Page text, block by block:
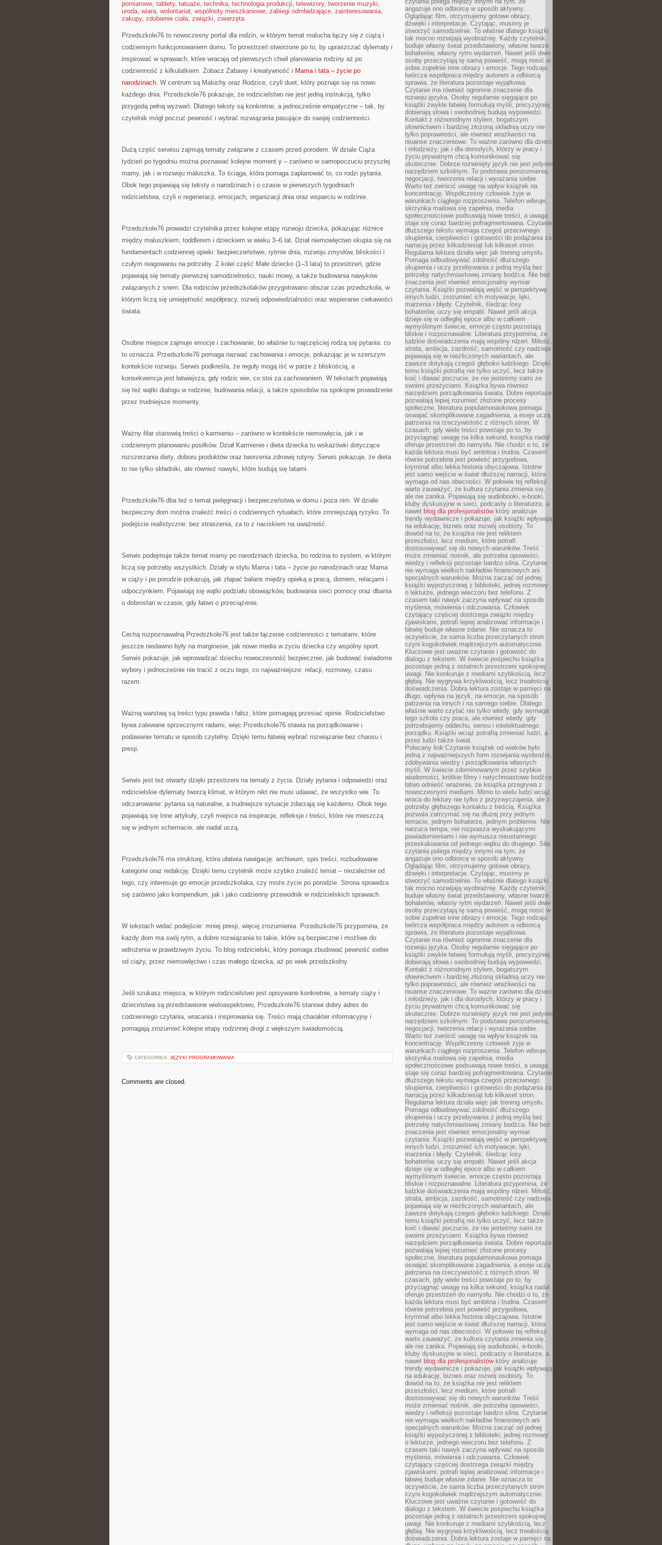
pomiarowe, tablety, tatuaże, technika, technologia produkcji, telewizory, tworzenie muzyki,
uroda, wiara, wolontariat, wspólnoty mieszkaniowe, zabiegi odmładzające, zainteresowania,
zakupy, zdobienie ciała, związki, zwierzęta
Przedszkole76 to nowoczesny portal dla rodzin, w którym temat malucha łączy się z ciążą i
codziennym funkcjonowaniem domu. To przestrzeń stworzone po to, by upraszczać dylematy i
inspirować w sprawach, które wracają od pierwszych chwil planowania rodziny aż po
codzienność z kilkulatkiem. Zobacz Zabawy i kreatywność i Mama i tata – życie po
narodzinach. W centrum są Maluchy oraz Rodzice, czyli duet, który poznaje się na nowo
każdego dnia. Przedszkole76 pokazuje, że rodzicielstwo nie jest jedną instrukcją, tylko
przygodą pełną wyzwań. Dlatego teksty są konkretne, a jednocześnie empatyczne – tak, by
czytelnik mógł poczuć pewność i wybrać rozwiązania pasujące do swojej codzienności.
Dużą część serwisu zajmują tematy związane z czasem przed porodem. W dziale Ciąża
tydzień po tygodniu można poznawać kolejne moment y – zarówno w samopoczuciu przyszłej
mamy, jak i w rozwoju maluszka. To ściąga, która pomaga zaplanować to, co rodzi pytania.
Obok tego pojawiają się teksty o narodzinach i o czasie w pierwszych tygodniach
rodzicielstwa, czyli o regeneracji, emocjach, organizacji dnia oraz wsparciu w rodzinie.
Przedszkole76 prowadzi czytelnika przez kolejne etapy rozwoju dziecka, pokazując różnice
między maluszkiem, toddlerem i dzieckiem w wieku 3–6 lat. Dział niemowlęctwo skupia się na
fundamentach codziennej opieki: bezpieczeństwie, rytmie dnia, rozwoju zmysłów, bliskości i
czułym reagowaniu na potrzeby. Z kolei część Małe dziecko (1–3 lata) to przestrzeń, gdzie
pojawiają się tematy pierwszej samodzielności, nauki mowy, a także budowania nawyków
związanych z snem. Dla rodziców przedszkolaków przygotowano obszar czas przedszkola, w
którym liczą się umiejętność współpracy, rozwój odpowiedzialności oraz wspieranie ciekawości
świata.
Osobne miejsce zajmuje emocje i zachowanie, bo właśnie tu najczęściej rodzą się pytania: co
to oznacza. Przedszkole76 pomaga nazwać zachowania i emocje, pokazując je w szerszym
kontekście rozwoju. Serwis podkreśla, że reguły mogą iść w parze z bliskością, a
konsekwencja jest łatwiejsza, gdy rodzic wie, co stoi za zachowaniem. W tekstach pojawiają
się też wątki dialogu w rodzinie, budowania relacji, a także sposobów na spokojne prowadzenie
przez trudniejsze momenty.
Ważny filar stanowią treści o karmieniu – zarówno w kontekście niemowlęcia, jak i w
codziennym planowaniu posiłków. Dział Karmienie i dieta dziecka to wskazówki dotyczące
rozszerzania diety, doboru produktów oraz tworzenia zdrowej rutyny. Serwis pokazuje, że dieta
to nie tylko składniki, ale również nawyki, które budują się latami.
Przedszkole76 dba też o temat pielęgnacji i bezpieczeństwa w domu i poza nim. W dziale
bezpieczny dom można znaleźć treści o codziennych rytuałach, które zmniejszają ryzyko. To
podejście realistyczne: bez straszenia, za to z naciskiem na uważność.
Serwis podejmuje także temat mamy po narodzinach dziecka, bo rodzina to system, w którym
liczą się potrzeby wszystkich. Działy w stylu Mama i tata – życie po narodzinach oraz Mama
w ciąży i po porodzie pokazują, jak złapać balans między opieką a pracą, domem, relacjami i
odpoczynkiem. Pojawiają się wątki podziału obowiązków, budowania sieci pomocy oraz dbania
o dobrostan w czasie, gdy łatwo o przeciążenie.
Cechą rozpoznawalną Przedszkole76 jest także łączenie codzienności z tematami, które
jeszcze niedawno były na marginesie, jak nowe media w życiu dziecka czy wspólny sport.
Serwis pokazuje, jak wprowadzać dziecku nowoczesność bezpiecznie, jak budować świadome
wybory i jednocześnie nie tracić z oczu tego, co najważniejsze: relacji, rozmowy, czasu
razem.
Ważną warstwą są treści typu prawda i fałsz, które pomagają przesiać opinie. Rodzicielstwo
bywa zalewane sprzecznymi radami, więc Przedszkole76 stawia na porządkowanie i
podawanie tematu w sposób czytelny. Dzięki temu łatwiej wybrać rozwiązanie bez chaosu i
presji.
Serwis jest też otwarty dzięki przestrzeni na tematy z życia. Działy pytania i odpowiedzi oraz
rodzicielskie dylematy tworzą klimat, w którym nikt nie musi udawać, że wszystko wie. To
odczarowanie: pytania są naturalne, a trudniejsze sytuacje zdarzają się każdemu. Obok tego
pojawiają się Inne artykuły, czyli miejsce na inspiracje, refleksje i treści, które nie mieszczą
się w jednym schemacie, ale nadal uczą.
Przedszkole76 ma strukturę, która ułatwia nawigację: archiwum, spis treści, rozbudowane
kategorie oraz redakcję. Dzięki temu czytelnik może szybko znaleźć temat – niezależnie od
tego, czy interesuje go emocje przedszkolaka, czy może życie po porodzie. Strona sprawdza
się zarówno jako kompendium, jak i jako codzienny przewodnik w rodzicielskich sprawach.
W tekstach widać podejście: mniej presji, więcej zrozumienia. Przedszkole76 przypomina, że
każdy dom ma swój rytm, a dobre rozwiązania to takie, które są bezpieczne i możliwe do
wdrożenia w prawdziwym życiu. To blog rodzicielski, który pomaga zbudować pewność siebie
od ciąży, przez niemowlęctwo i czas małego dziecka, aż po wiek przedszkolny.
Jeśli szukasz miejsca, w którym rodzicielstwo jest opisywane konkretnie, a tematy ciąży i
dzieciństwa są przedstawione wieloaspektowo, Przedszkole76 stanowi dobry adres do
codziennego czytania, wracania i inspirowania się. Treści mają charakter informacyjny i
pomagają zrozumieć kolejne etapy rodzinnej drogi z większym świadomością.
CATEGORIES: JĘZYKI PROGRAMOWANIA
Comments are closed.
angażuje ono odbiorcę w sposób aktywny.
Oglądając film, otrzymujemy gotowe obrazy,
dźwięki i interpretacje. Czytając, musimy je
stworzyć samodzielnie. To właśnie dlatego książki
tak mocno rozwijają wyobraźnię. Każdy czytelnik
buduje własny świat przedstawiony, własne twarze
bohaterów, własny rytm wydarzeń. Nawet jeśli dwie
osoby przeczytają tę samą powieść, mogą nosić w
sobie zupełnie inne obrazy i emocje. Tego rodzaju
twórcza współpraca między autorem a odbiorcą
sprawia, że literatura pozostaje wyjątkowa.
Czytanie ma również ogromne znaczenie dla
rozwoju języka. Osoby regularnie sięgające po
książki zwykle łatwiej formułują myśli, precyzyjniej
dobierają słowa i swobodniej budują wypowiedzi.
Kontakt z różnorodnym stylem, bogatszym
słownictwem i bardziej złożoną składnią uczy nie
tylko poprawności, ale również wrażliwości na
niuanse znaczeniowe. To ważne zarówno dla dzieci
i młodzieży, jak i dla dorosłych, którzy w pracy i
życiu prywatnym chcą komunikować się
skutecznie. Dobrze rozwinięty język nie jest jedynie
narzędziem szkolnym. To podstawa porozumienia,
negocjacji, tworzenia relacji i wyrażania siebie.
Warto też zwrócić uwagę na wpływ książek na
koncentrację. Współczesny człowiek żyje w
warunkach ciągłego rozproszenia. Telefon wibruje,
skrzynka mailowa się zapełnia, media
społecznościowe podsuwają nowe treści, a uwaga
staje się coraz bardziej pofragmentowana. Czytanie
dłuższego tekstu wymaga czegoś przeciwnego:
skupienia, cierpliwości i gotowości do podążania za
narracją przez kilkadziesiąt lub kilkaset stron.
Regularna lektura działa więc jak trening umysłu.
Pomaga odbudowywać zdolność dłuższego
skupienia i uczy przebywania z jedną myślą bez
potrzeby natychmiastowej zmiany bodźca. Nie bez
znaczenia jest również emocjonalny wymiar
czytania. Książki pozwalają wejść w perspektywę
innych ludzi, zrozumieć ich motywacje, lęki,
marzenia i błędy. Czytelnik, śledząc losy
bohaterów, uczy się empatii. Nawet jeśli akcja
dzieje się w odległej epoce albo w całkiem
wymyślonym świecie, emocje często pozostają
bliskie i rozpoznawalne. Literatura przypomina, że
ludzkie doświadczenia mają wspólny rdzeń. Miłość,
strata, ambicja, zazdrość, samotność czy nadzieja
pojawiają się w niezliczonych wariantach, ale
zawsze dotykają czegoś głęboko ludzkiego. Dzięki
temu książki potrafią nie tylko uczyć, lecz także
koić i dawać poczucie, że nie jesteśmy sami ze
swoimi przeżyciami. Książka bywa również
narzędziem porządkowania świata. Dobre reportaże
pozwalają lepiej rozumieć złożone procesy
społeczne, literatura popularnonaukowa pomaga
oswajać skomplikowane zagadnienia, a eseje uczą
patrzenia na rzeczywistość z różnych stron. W
czasach, gdy wiele treści powstaje po to, by
przyciągnąć uwagę na kilka sekund, książka nadal
oferuje przestrzeń do namysłu. Nie chodzi o to, że
każda lektura musi być ambitna i trudna. Czasem
równie potrzebna jest powieść przygodowa,
kryminał albo lekka historia obyczajowa. Istotne
jest samo wejście w świat dłuższej narracji, która
wymaga od nas obecności. W połowie tej refleksji
warto zauważyć, że kultura czytania zmienia się,
ale nie zanika. Pojawiają się audiobooki, e-booki,
kluby dyskusyjne w sieci, podcasty o literaturze, a
nawet blog dla profesjonalistówktóry analizuje
trendy wydawnicze i pokazuje, jak książki wpływają
na edukację, biznes oraz rozwój osobisty. To
dowód na to, że książka nie jest reliktem
przeszłości, lecz medium, które potrafi
dostosowywać się do nowych warunków. Treść
może zmieniać nośnik, ale potrzeba opowieści,
wiedzy i refleksji pozostaje bardzo silna. Czytanie
nie wymaga wielkich nakładów finansowych ani
specjalnych warunków. Można zacząć od jednej
książki wypożyczonej z biblioteki, jednej rozmowy
o lekturze, jednego wieczoru bez telefonu. Z
czasem taki nawyk zaczyna wpływać na sposób
myślenia, mówienia i odczuwania. Człowiek
czytający częściej dostrzega związki między
zjawiskami, potrafi lepiej analizować informacje i
łatwiej buduje własne zdanie. Nie oznacza to
oczywiście, że sama liczba przeczytanych stron
czyni kogokolwiek mądrzejszym automatycznie.
Kluczowe jest uważne czytanie i gotowość do
dialogu z tekstem. W świecie pośpiechu książka
pozostaje jedną z ostatnich przestrzeni spokojnej
uwagi. Nie konkuruje z mediami szybkością, lecz
głębią. Nie wygrywa krzykliwością, lecz trwałością
doświadczenia. Dobra lektura zostaje w pamięci na
długo, wpływa na język, na emocje, na sposób
patrzenia na innych i na samego siebie. Dlatego
właśnie warto czytać nie tylko wtedy, gdy wymaga
tego szkoła czy praca, ale również wtedy, gdy
potrzebujemy oddechu, sensu i intelektualnego
porządku. Książki wciąż potrafią zmieniać ludzi, a
przez ludzi także świat.
Polecany link:Czytanie książek od wieków było
jedną z najważniejszych form rozwijania wyobraźni,
zdobywania wiedzy i porządkowania własnych
myśli. W świecie zdominowanym przez szybkie
wiadomości, krótkie filmy i natychmiastowe bodźce
łatwo odnieść wrażenie, że książka przegrywa z
nowoczesnymi mediami. Mimo to wielu ludzi wciąż
wraca do lektury nie tylko z przyzwyczajenia, ale z
potrzeby głębszego kontaktu z treścią. Książka
pozwala zatrzymać się na dłużej przy jednym
temacie, jednym bohaterze, jednym problemie. Nie
narzuca tempa, nie rozprasza wyskakującymi
powiadomieniami i nie wymusza nieustannego
przeskakiwania od jednego wątku do drugiego. Siła
czytania polega między innymi na tym, że
angażuje ono odbiorcę w sposób aktywny.
Oglądając film, otrzymujemy gotowe obrazy,
dźwięki i interpretacje. Czytając, musimy je
stworzyć samodzielnie. To właśnie dlatego książki
tak mocno rozwijają wyobraźnię. Każdy czytelnik
buduje własny świat przedstawiony, własne twarze
bohaterów, własny rytm wydarzeń. Nawet jeśli dwie
osoby przeczytają tę samą powieść, mogą nosić w
sobie zupełnie inne obrazy i emocje. Tego rodzaju
twórcza współpraca między autorem a odbiorcą
sprawia, że literatura pozostaje wyjątkowa.
Czytanie ma również ogromne znaczenie dla
rozwoju języka. Osoby regularnie sięgające po
książki zwykle łatwiej formułują myśli, precyzyjniej
dobierają słowa i swobodniej budują wypowiedzi.
Kontakt z różnorodnym stylem, bogatszym
słownictwem i bardziej złożoną składnią uczy nie
tylko poprawności, ale również wrażliwości na
niuanse znaczeniowe. To ważne zarówno dla dzieci
i młodzieży, jak i dla dorosłych, którzy w pracy i
życiu prywatnym chcą komunikować się
skutecznie. Dobrze rozwinięty język nie jest jedynie
narzędziem szkolnym. To podstawa porozumienia,
negocjacji, tworzenia relacji i wyrażania siebie.
Warto też zwrócić uwagę na wpływ książek na
koncentrację. Współczesny człowiek żyje w
warunkach ciągłego rozproszenia. Telefon wibruje,
skrzynka mailowa się zapełnia, media
społecznościowe podsuwają nowe treści, a uwaga
staje się coraz bardziej pofragmentowana. Czytanie
dłuższego tekstu wymaga czegoś przeciwnego:
skupienia, cierpliwości i gotowości do podążania za
narracją przez kilkadziesiąt lub kilkaset stron.
Regularna lektura działa więc jak trening umysłu.
Pomaga odbudowywać zdolność dłuższego
skupienia i uczy przebywania z jedną myślą bez
potrzeby natychmiastowej zmiany bodźca. Nie bez
znaczenia jest również emocjonalny wymiar
czytania. Książki pozwalają wejść w perspektywę
innych ludzi, zrozumieć ich motywacje, lęki,
marzenia i błędy. Czytelnik, śledząc losy
bohaterów, uczy się empatii. Nawet jeśli akcja
dzieje się w odległej epoce albo w całkiem
wymyślonym świecie, emocje często pozostają
bliskie i rozpoznawalne. Literatura przypomina, że
ludzkie doświadczenia mają wspólny rdzeń. Miłość,
strata, ambicja, zazdrość, samotność czy nadzieja
pojawiają się w niezliczonych wariantach, ale
zawsze dotykają czegoś głęboko ludzkiego. Dzięki
temu książki potrafią nie tylko uczyć, lecz także
koić i dawać poczucie, że nie jesteśmy sami ze
swoimi przeżyciami. Książka bywa również
narzędziem porządkowania świata. Dobre reportaże
pozwalają lepiej rozumieć złożone procesy
społeczne, literatura popularnonaukowa pomaga
oswajać skomplikowane zagadnienia, a eseje uczą
patrzenia na rzeczywistość z różnych stron. W
czasach, gdy wiele treści powstaje po to, by
przyciągnąć uwagę na kilka sekund, książka nadal
oferuje przestrzeń do namysłu. Nie chodzi o to, że
każda lektura musi być ambitna i trudna. Czasem
równie potrzebna jest powieść przygodowa,
kryminał albo lekka historia obyczajowa. Istotne
jest samo wejście w świat dłuższej narracji, która
wymaga od nas obecności. W połowie tej refleksji
warto zauważyć, że kultura czytania zmienia się,
ale nie zanika. Pojawiają się audiobooki, e-booki,
kluby dyskusyjne w sieci, podcasty o literaturze, a
nawet blog dla profesjonalistówktóry analizuje
trendy wydawnicze i pokazuje, jak książki wpływają
na edukację, biznes oraz rozwój osobisty. To
dowód na to, że książka nie jest reliktem
przeszłości, lecz medium, które potrafi
dostosowywać się do nowych warunków. Treść
może zmieniać nośnik, ale potrzeba opowieści,
wiedzy i refleksji pozostaje bardzo silna. Czytanie
nie wymaga wielkich nakładów finansowych ani
specjalnych warunków. Można zacząć od jednej
książki wypożyczonej z biblioteki, jednej rozmowy
o lekturze, jednego wieczoru bez telefonu. Z
czasem taki nawyk zaczyna wpływać na sposób
myślenia, mówienia i odczuwania. Człowiek
czytający częściej dostrzega związki między
zjawiskami, potrafi lepiej analizować informacje i
łatwiej buduje własne zdanie. Nie oznacza to
oczywiście, że sama liczba przeczytanych stron
czyni kogokolwiek mądrzejszym automatycznie.
Kluczowe jest uważne czytanie i gotowość do
dialogu z tekstem. W świecie pośpiechu książka
pozostaje jedną z ostatnich przestrzeni spokojnej
uwagi. Nie konkuruje z mediami szybkością, lecz
głębią. Nie wygrywa krzykliwością, lecz trwałością
doświadczenia. Dobra lektura zostaje w pamięci na